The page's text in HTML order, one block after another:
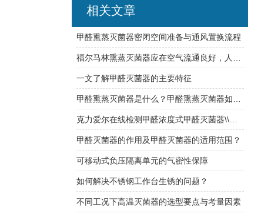
相关文章
甲醛熏蒸灭菌器密闭空间准备与通风置换流程
一文了解甲醛灭菌器的主要特征
克力爱尔在线检测甲醛浓度式甲醛灭菌器\\福尔马林灭菌器
甲醛灭菌器的作用及甲醛灭菌器的适用范围？
可移动式负压隔离单元的气密性保障
如何解决不锈钢工作台生锈的问题？
不同工况下高温灭菌器的选型要点与考量因素